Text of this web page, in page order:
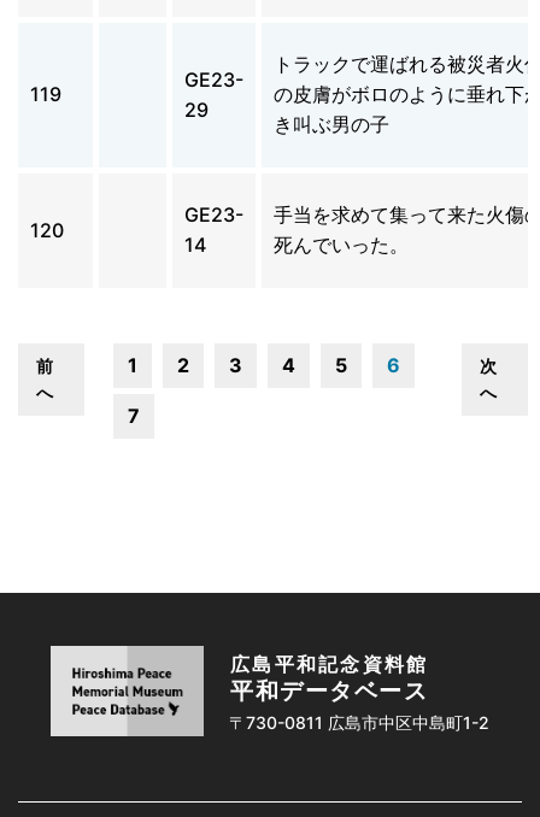
119
GE23-
29
トラックで運ばれる被災者火
の皮膚がボロのように垂れ下
き叫ぶ男の子
120
GE23-
14
手当を求めて集って来た火傷
死んでいった。
前
へ
1 2 3 4 5 6
7
次
へ
広島平和記念資料館
平和データベース
〒730-0811 広島市中区中島町1-2